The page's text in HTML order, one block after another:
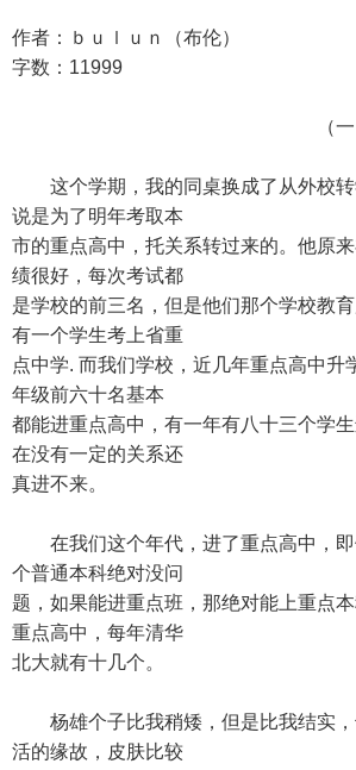
作者：ｂｕｌｕｎ（布伦）
字数：11999
（一
这个学期，我的同桌换成了从外校转
说是为了明年考取本
市的重点高中，托关系转过来的。他原
绩很好，每次考试都
是学校的前三名，但是他们那个学校教
有一个学生考上省重
点中学. 而我们学校，近几年重点高中升
年级前六十名基本
都能进重点高中，有一年有八十三个学
在没有一定的关系还
真进不来。
在我们这个年代，进了重点高中，即
个普通本科绝对没问
题，如果能进重点班，那绝对能上重点
重点高中，每年清华
北大就有十几个。
杨雄个子比我稍矮，但是比我结实，
活的缘故，皮肤比较